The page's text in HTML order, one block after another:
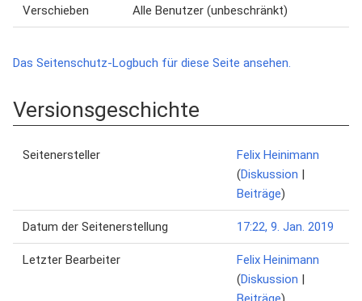
Verschieben Alle Benutzer (unbeschränkt)
Das Seitenschutz-Logbuch für diese Seite ansehen.
Versionsgeschichte
Seitenersteller
Felix Heinimann
(Diskussion |
Beiträge)
Datum der Seitenerstellung 17:22, 9. Jan. 2019
Letzter Bearbeiter
Felix Heinimann
(Diskussion |